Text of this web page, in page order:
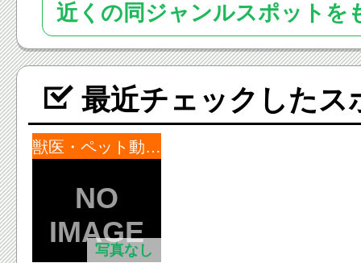
近くの同ジャンルスポットを
最近チェックしたス
獣医・ペット動物病院
写真なし